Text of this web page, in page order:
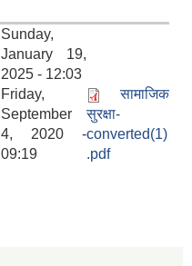
Sunday,
January 19,
2025 - 12:03
Friday,
September
4, 2020 -
09:19
सामाजिक
सुरक्षा-
converted(1)
.pdf